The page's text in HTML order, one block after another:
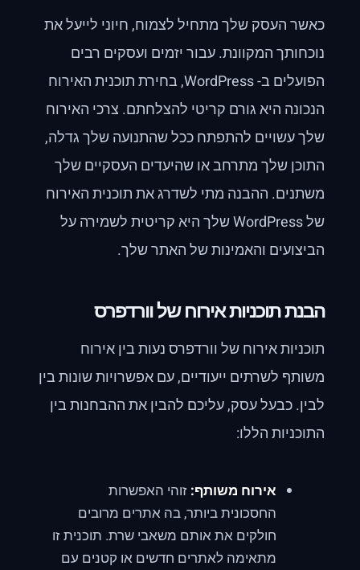
כאשר העסק שלך מתחיל לצמוח, חיוני לייעל את
נוכחותך המקוונת. עבור יזמים ועסקים רבים
הפועלים ב- WordPress, בחירת תוכנית האירוח
הנכונה היא גורם קריטי להצלחתם. צרכי האירוח
שלך עשויים להתפתח ככל שהתנועה שלך גדלה,
התוכן שלך מתרחב או שהיעדים העסקיים שלך
משתנים. ההבנה מתי לשדרג את תוכנית האירוח
של WordPress שלך היא קריטית לשמירה על
הביצועים והאמינות של האתר שלך.
הבנת תוכניות אירוח של וורדפרס
תוכניות אירוח של וורדפרס נעות בין אירוח
משותף לשרתים ייעודיים, עם אפשרויות שונות בין
לבין. כבעל עסק, עליכם להבין את ההבחנות בין
התוכניות הללו:
אירוח משותף: זוהי האפשרות
החסכונית ביותר, בה אתרים מרובים
חולקים את אותם משאבי שרת. תוכנית זו
מתאימה לאתרים חדשים או קטנים עם